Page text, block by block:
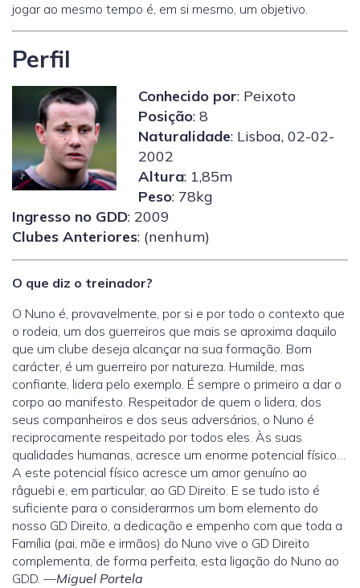
jogar ao mesmo tempo é, em si mesmo, um objetivo.
Perfil
Conhecido por: Peixoto
Posição: 8
Naturalidade: Lisboa, 02-02-
2002
Altura: 1,85m
Peso: 78kg
Ingresso no GDD: 2009
Clubes Anteriores: (nenhum)
O que diz o treinador?
O Nuno é, provavelmente, por si e por todo o contexto que
o rodeia, um dos guerreiros que mais se aproxima daquilo
que um clube deseja alcançar na sua formação. Bom
carácter, é um guerreiro por natureza. Humilde, mas
confiante, lidera pelo exemplo. É sempre o primeiro a dar o
corpo ao manifesto. Respeitador de quem o lidera, dos
seus companheiros e dos seus adversários, o Nuno é
reciprocamente respeitado por todos eles. Às suas
qualidades humanas, acresce um enorme potencial físico…
A este potencial físico acresce um amor genuíno ao
râguebi e, em particular, ao GD Direito. E se tudo isto é
suficiente para o considerarmos um bom elemento do
nosso GD Direito, a dedicação e empenho com que toda a
Família (pai, mãe e irmãos) do Nuno vive o GD Direito
complementa, de forma perfeita, esta ligação do Nuno ao
GDD. —Miguel Portela